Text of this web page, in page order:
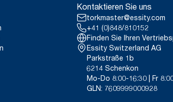
nach Verwendungszweck
(LCA), die alle
Da es sich bei diesen Daten
die CO2-Berichterstattung für spezielle
CO2-Fußabdruck aller Tork
Bezugs von Strom aus erneuerbaren
verifiziert und bestätigt ist.
in einer von externen Stellen geprüften
100888, 100889 und 120454
Kontaktieren Sie uns
torkmaster@essity.com
+41 (0)848/810152
Finden Sie Ihren
Essity Switzerland AG
Parkstraße 1b
6214 Schenkon
Mo-Do 8:00-16:30 | Fr
GLN: 7609999000928